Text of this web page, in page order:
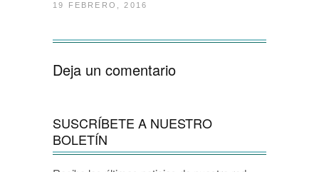
19 FEBRERO, 2016
Deja un comentario
SUSCRÍBETE A NUESTRO
BOLETÍN